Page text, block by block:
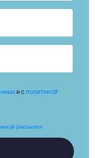
и с политикой
рассылки